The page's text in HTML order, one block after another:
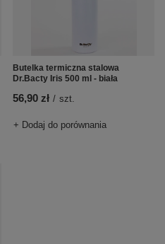
Butelka termiczna stalowa
Dr.Bacty Iris 500 ml - biała
56,90 zł / szt.
+ Dodaj do porównania